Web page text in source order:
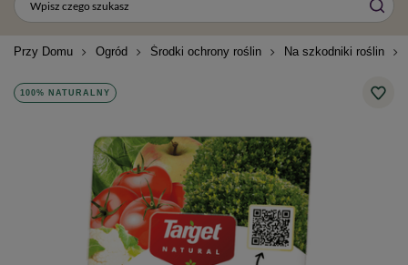
Przy Domu Ogród Środki ochrony roślin Na szkodniki roślin
100% NATURALNY